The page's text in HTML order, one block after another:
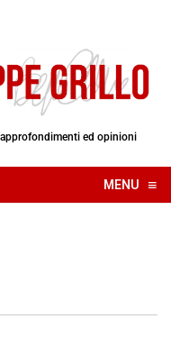
ed opinioni
MENU ≡
☰